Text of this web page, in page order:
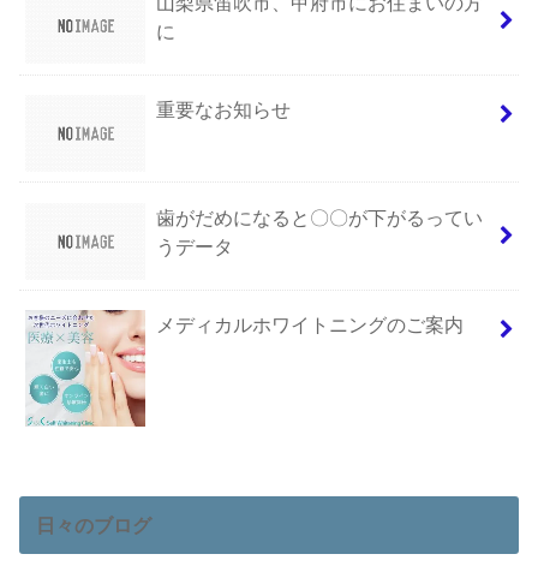
に
重要なお知らせ
歯がだめになると〇〇が下がるってい
うデータ
メディカルホワイトニングのご案内
日々のブログ